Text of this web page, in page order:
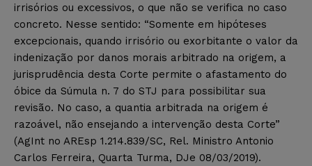
irrisórios ou excessivos, o que não se verifica no caso
concreto. Nesse sentido: “Somente em hipóteses
excepcionais, quando irrisório ou exorbitante o valor da
indenização por danos morais arbitrado na origem, a
jurisprudência desta Corte permite o afastamento do
óbice da Súmula n. 7 do STJ para possibilitar sua
revisão. No caso, a quantia arbitrada na origem é
razoável, não ensejando a intervenção desta Corte”
(AgInt no AREsp 1.214.839/SC, Rel. Ministro Antonio
Carlos Ferreira, Quarta Turma, DJe 08/03/2019).